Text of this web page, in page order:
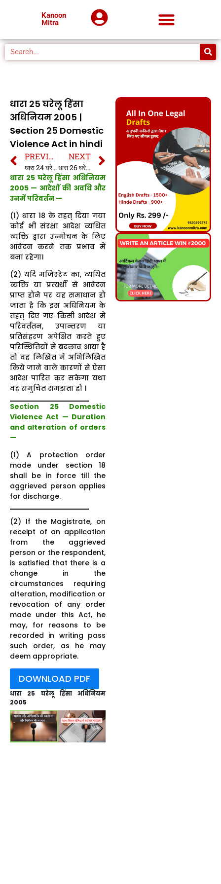
Kanoon
Mitra
धारा 25 घरेलू हिंसा
अधिनियम 2005 |
Section 25 Domestic
Violence Act in hindi
PREVIOUS
धारा 24 घरेलू हिंसा अधिनियम 2005 | Section 24 Domestic Violence Act in hindi
NEXT
धारा 26 घरेलू हिंसा अधिनियम 2005 | Section 26 Domestic Violence Act in hindi
धारा 25 घरेलू हिंसा अधिनियम
2005 — आदेशों की अवधि और
उनमें परिवर्तन —
(1) धारा 18 के तहत् दिया गया
कोई भी संरक्षा आदेश व्यथित
व्यक्ति द्वारा उन्मोचन के लिए
आवेदन करने तक प्रभाव में
बना रहेगा।
(2) यदि मजिस्ट्रेट का, व्यथित
व्यक्ति या प्रत्यर्थी से आवेदन
प्राप्त होने पर यह समाधान हो
जाता है कि इस अधिनियम के
तहत् दिए गए किसी आदेश में
परिवर्ततन, उपान्तरण या
प्रतिसंहरण अपेक्षित करते हुए
परिस्थितियों में बदलाव आया है
तो वह लिखित में अभिलिखित
किये जाने वाले कारणों से ऐसा
आदेश पारित कर सकेगा यथा
वह समुचित समझता हो ।
Section 25 Domestic
Violence Act — Duration
and alteration of orders
—
(1) A protection order
made under section 18
shall be in force till the
aggrieved person applies
for discharge.
(2) If the Magistrate, on
receipt of an application
from the aggrieved
person or the respondent,
is satisfied that there is a
change in the
circumstances requiring
alteration, modification or
revocation of any order
made under this Act, he
may, for reasons to be
recorded in writing pass
such order, as he may
deem appropriate.
DOWNLOAD PDF
धारा 25 घरेलू हिंसा अधिनियम
2005